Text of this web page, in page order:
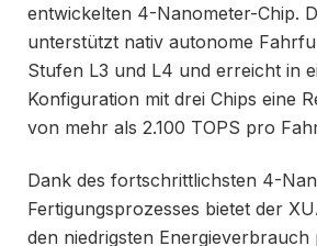
entwickelten 4-Nanometer-Chip.
unterstützt nativ autonome
Stufen L3 und L4 und erreicht in
Konfiguration mit drei Chips eine
von mehr als 2.100 TOPS pro
Dank des fortschrittlichsten 4-
Fertigungsprozesses bietet der
den niedrigsten Energieverbrauch